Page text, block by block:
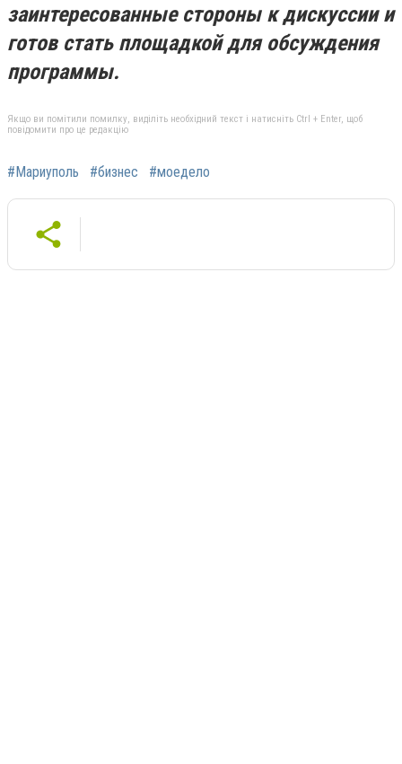
заинтересованные стороны к дискуссии и
готов стать площадкой для обсуждения
программы.
Якщо ви помітили помилку, виділіть необхідний текст і натисніть Ctrl + Enter, щоб
повідомити про це редакцію
#Мариуполь #бизнес #моедело